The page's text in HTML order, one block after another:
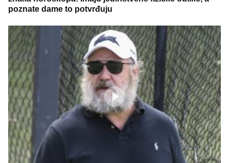
poznate dame to potvrđuju